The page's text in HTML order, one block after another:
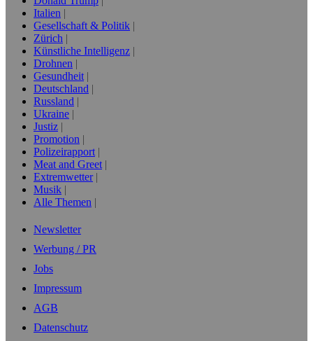
Italien
Gesellschaft & Politik
Zürich
Künstliche Intelligenz
Drohnen
Gesundheit
Deutschland
Russland
Ukraine
Justiz
Promotion
Polizeirapport
Meat and Greet
Extremwetter
Musik
Alle Themen
Newsletter
Werbung / PR
Jobs
Impressum
AGB
Datenschutz